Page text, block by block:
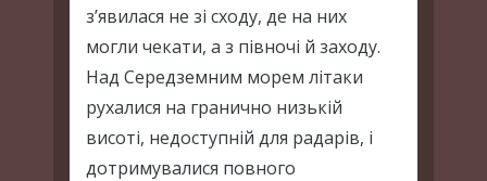
з’явилася не зі сходу, де на них
могли чекати, а з півночі й заходу.
Над Середземним морем літаки
рухалися на гранично низькій
висоті, недоступній для радарів, і
дотримувалися повного